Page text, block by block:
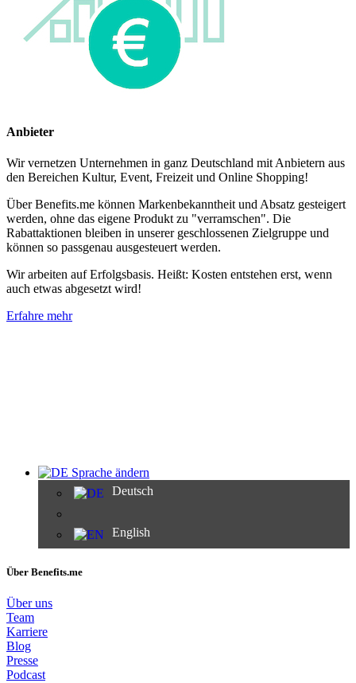
Anbieter
Wir vernetzen Unternehmen in ganz Deutschland mit Anbietern aus
den Bereichen Kultur, Event, Freizeit und Online Shopping!
Über Benefits.me können Markenbekanntheit und Absatz gesteigert
werden, ohne das eigene Produkt zu "verramschen". Die
Rabattaktionen bleiben in unserer geschlossenen Zielgruppe und
können so passgenau ausgesteuert werden.
Wir arbeiten auf Erfolgsbasis. Heißt: Kosten entstehen erst, wenn
auch etwas abgesetzt wird!
Erfahre mehr
Sprache ändern
Deutsch
English
Über Benefits.me
Über uns
Team
Karriere
Blog
Presse
Podcast